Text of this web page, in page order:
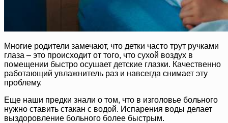
Многие родители замечают, что детки часто трут ручками
глаза – это происходит от того, что сухой воздух в
помещении быстро осушает детские глазки. Качественно
работающий увлажнитель раз и навсегда снимает эту
проблему.
Еще наши предки знали о том, что в изголовье больного
нужно ставить стакан с водой. Испарения воды делает
выздоровление больного более быстрым.